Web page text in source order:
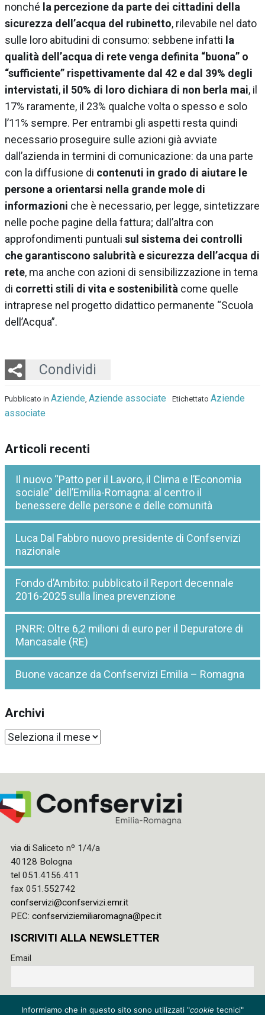
nonché la percezione da parte dei cittadini della
sicurezza dell’acqua del rubinetto, rilevabile nel dato
sulle loro abitudini di consumo: sebbene infatti la
qualità dell’acqua di rete venga definita “buona” o
“sufficiente” rispettivamente dal 42 e dal 39% degli
intervistati, il 50% di loro dichiara di non berla mai, il
17% raramente, il 23% qualche volta o spesso e solo
l’11% sempre. Per entrambi gli aspetti resta quindi
necessario proseguire sulle azioni già avviate
dall’azienda in termini di comunicazione: da una parte
con la diffusione di contenuti in grado di aiutare le
persone a orientarsi nella grande mole di
informazioni che è necessario, per legge, sintetizzare
nelle poche pagine della fattura; dall’altra con
approfondimenti puntuali sul sistema dei controlli
che garantiscono salubrità e sicurezza dell’acqua di
rete, ma anche con azioni di sensibilizzazione in tema
di corretti stili di vita e sostenibilità come quelle
intraprese nel progetto didattico permanente “Scuola
dell’Acqua”.
Condividi
Twitter
LinkedIn
Email
Whatsapp
Pubblicato in Aziende Aziende associate Etichettato Aziende
associate
Articoli recenti
Il nuovo “Patto per il Lavoro, il Clima e l’Economia
sociale” dell’Emilia-Romagna: al centro il
benessere delle persone e delle comunità
Luca Dal Fabbro nuovo presidente di Confservizi
nazionale
Fondo d’Ambito: pubblicato il Report decennale
2016-2025 sulla linea prevenzione
PNRR: Oltre 6,2 milioni di euro per il Depuratore di
Mancasale (RE)
Buone vacanze da Confservizi Emilia – Romagna
Archivi
Archivi
via di Saliceto nº 1/4/a
40128 Bologna
tel 051.4156.411
fax 051.552742
confservizi@confservizi.emr.it
PEC: confserviziemiliaromagna@pec.it
ISCRIVITI ALLA NEWSLETTER
Email
al trattamento dei miei dati
Informiamo che in questo sito sono utilizzati "cookie tecnici"